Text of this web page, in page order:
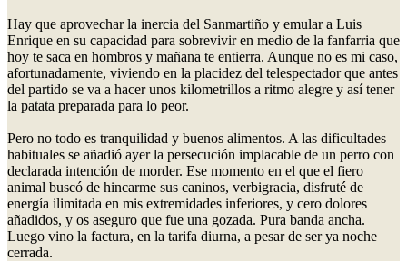
Hay que aprovechar la inercia del Sanmartiño y emular a Luis
Enrique en su capacidad para sobrevivir en medio de la fanfarria que
hoy te saca en hombros y mañana te entierra. Aunque no es mi caso,
afortunadamente, viviendo en la placidez del telespectador que antes
del partido se va a hacer unos kilometrillos a ritmo alegre y así tener
la patata preparada para lo peor.
Pero no todo es tranquilidad y buenos alimentos. A las dificultades
habituales se añadió ayer la persecución implacable de un perro con
declarada intención de morder. Ese momento en el que el fiero
animal buscó de hincarme sus caninos, verbigracia, disfruté de
energía ilimitada en mis extremidades inferiores, y cero dolores
añadidos, y os aseguro que fue una gozada. Pura banda ancha.
Luego vino la factura, en la tarifa diurna, a pesar de ser ya noche
cerrada.